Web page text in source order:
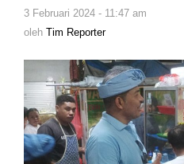
3 Februari 2024 - 11:47 am
oleh Tim Reporter